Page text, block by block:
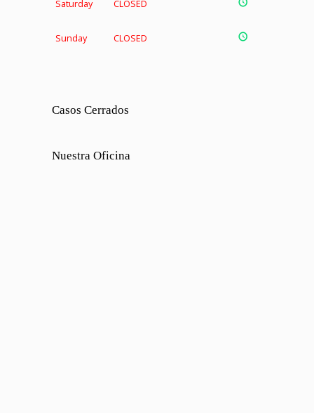
Saturday CLOSED
Sunday CLOSED
Casos Cerrados
Nuestra Oficina